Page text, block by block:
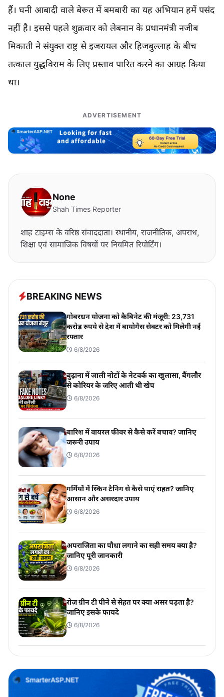
हैं। घनी आबादी वाले बेरूत में बमबारी का यह अभियान हमें पसंद
नहीं है। इससे पहले शुक्रवार को लेबनान के प्रधानमंत्री नजीब
मिकाती ने संयुक्त राष्ट्र से इजरायल और हिजबुल्लाह के बीच
तत्काल युद्धविराम के लिए प्रस्ताव पारित करने का आग्रह किया
था।
ADVERTISEMENT
None
Shah Times Reporter
शाह टाइम्स के वरिष्ठ संवाददाता। स्थानीय, राजनीतिक, अपराध,
शिक्षा एवं सामाजिक विषयों पर नियमित रिपोर्टिंग।
BREAKING NEWS
गोबरधन योजना को कैबिनेट की मंजूरी: 23,731
करोड़ रुपये से देश में बायोगैस सेक्टर को मिलेगी नई
रफ्तार
6/8/2026
बुढ़ाना में जाली नोटों के नेटवर्क का खुलासा, बैंगलौर
से कोरियर के जरिए आती थी खेप
6/8/2026
बारिश में वायरल फीवर से कैसे करें बचाव? जानिए
जरूरी उपाय
6/8/2026
गर्मियों में स्किन टैनिंग से कैसे पाएं राहत? जानिए
आसान और असरदार उपाय
6/8/2026
अपराजिता का पौधा लगाने का सही समय क्या है?
जानिए पूरी जानकारी
6/8/2026
रोज़ ग्रीन टी पीने से सेहत पर क्या असर पड़ता है?
जानिए इसके फायदे
6/8/2026